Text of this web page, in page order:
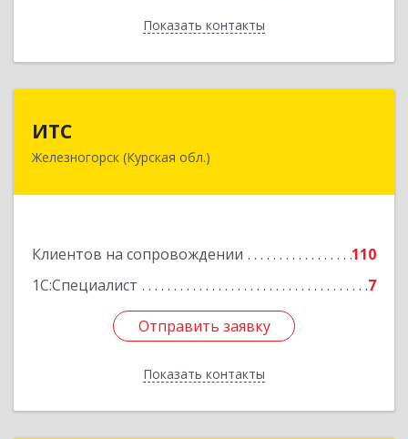
Показать контакты
Назад
ИТС
Железногорск (Курская обл.)
Клиентов на сопровождении
110
1С:Специалист
7
Отправить заявку
Показать контакты
307178, Курская обл, Железногорск г,
Отправить заявку
Назад